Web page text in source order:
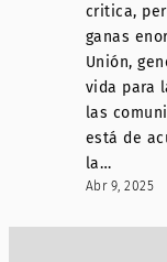
critica,
ganas
Unión,
vida para
las
está de
la…
Abr 9, 2025